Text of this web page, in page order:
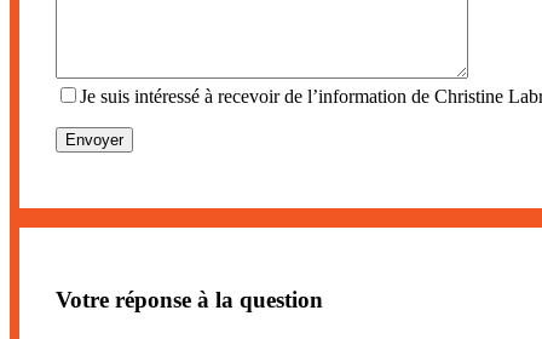
Je suis intéressé à recevoir de l’information de Christine
Votre réponse à la question